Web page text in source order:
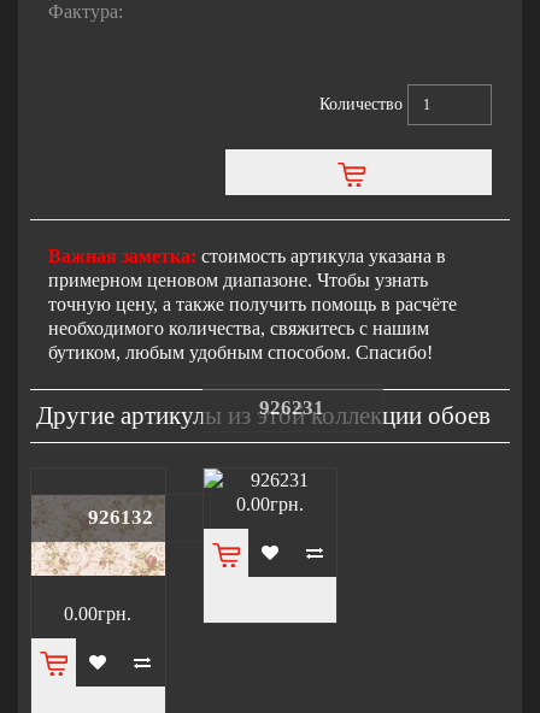
Фактура:
Количество
Важная заметка: стоимость артикула указана в
примерном ценовом диапазоне. Чтобы узнать
точную цену, а также получить помощь в расчёте
необходимого количества, свяжитесь с нашим
бутиком, любым удобным способом. Спасибо!
Другие артикулы из этой коллекции обоев
926132
0.00грн.
926231
0.00грн.